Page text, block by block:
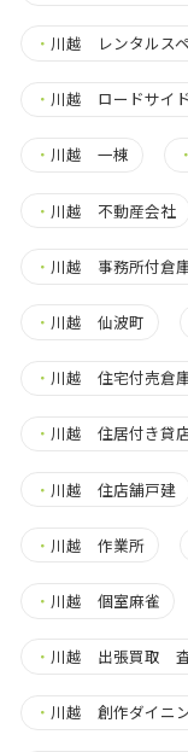
・ 川越 レンタルス
・ 川越 ロードサイド
・ 川越 一棟 ・
・ 川越 不動産会社
・ 川越 事務所付倉
・ 川越 仙波町
・ 川越 住宅付売倉
・ 川越 住居付き貸
・ 川越 住店舗戸建
・ 川越 作業所
・ 川越 個室麻雀
・ 川越 出張買取
・ 川越 創作ダイニ